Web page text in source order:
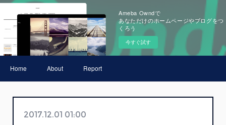
Ameba Owndで
あなただけのホームページやブログをつ
くろう
今すぐ試す
Home About Report
2017.12.01 01:00